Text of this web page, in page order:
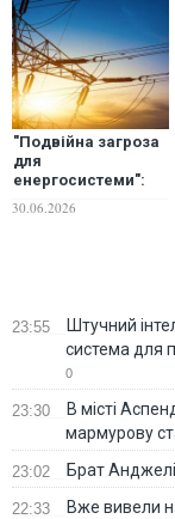
"Подвійна загроза
для
енергосистеми":
чому Україна
30.06.2026
23:55
Штучний
система для
0
23:30
В місті
мармурову
23:02 Брат
22:33
Вже вивели